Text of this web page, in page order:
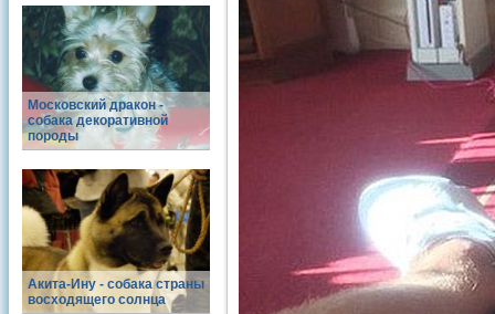
Московский дракон -
собака декоративной
породы
Акита-Ину - собака страны
восходящего солнца